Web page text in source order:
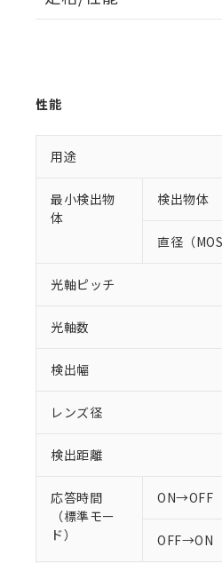
性能
用途
最小検出物
体
検出物体
直径（MOS
光軸ピッチ
光軸数
検出幅
レンズ径
検出距離
応答時間
（標準モー
ド）
ON→OFF
OFF→ON